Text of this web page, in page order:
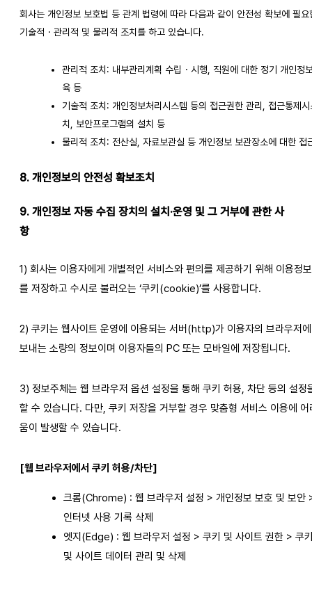
회사는 개인정보 보호법 등 관계 법령에 따라 다음과 같이 안전성 확보에 필요
기술적・관리적 및 물리적 조치를 하고 있습니다.
관리적 조치: 내부관리계획 수립・시행, 직원에 대한 정기 개인정
육 등
기술적 조치: 개인정보처리시스템 등의 접근권한 관리, 접근통제
치, 보안프로그램의 설치 등
물리적 조치: 전산실, 자료보관실 등 개인정보 보관장소에 대한 접
8. 개인정보의 안전성 확보조치
9. 개인정보 자동 수집 장치의 설치·운영 및 그 거부에 관한 사
항
1) 회사는 이용자에게 개별적인 서비스와 편의를 제공하기 위해 이용정보
를 저장하고 수시로 불러오는 ‘쿠키(cookie)’를 사용합니다.
2) 쿠키는 웹사이트 운영에 이용되는 서버(http)가 이용자의 브라우저에
보내는 소량의 정보이며 이용자들의 PC 또는 모바일에 저장됩니다.
3) 정보주체는 웹 브라우저 옵션 설정을 통해 쿠키 허용, 차단 등의 설정
할 수 있습니다. 다만, 쿠키 저장을 거부할 경우 맞춤형 서비스 이용에 어
움이 발생할 수 있습니다.
[웹 브라우저에서 쿠키 허용/차단]
크롬(Chrome) : 웹 브라우저 설정 > 개인정보 보호 및 보안
인터넷 사용 기록 삭제
엣지(Edge) : 웹 브라우저 설정 > 쿠키 및 사이트 권한 > 쿠
및 사이트 데이터 관리 및 삭제